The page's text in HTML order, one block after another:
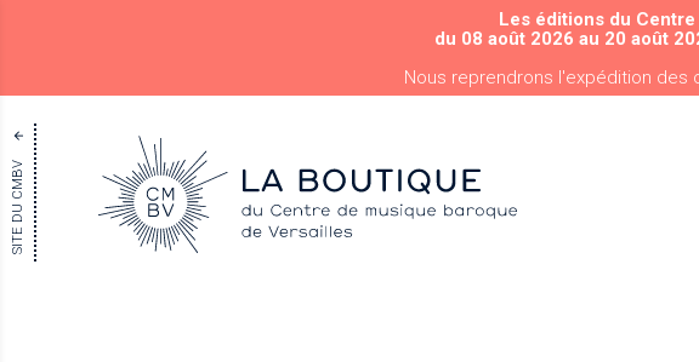
Les éditions du
du 08 août 2026 au 20 août
Nous reprendrons l'expédition des
SITE DU CMBV